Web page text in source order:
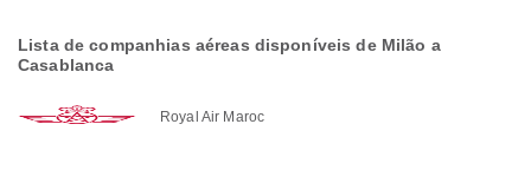
Lista de companhias aéreas disponíveis de Milão a
Casablanca
Royal Air Maroc